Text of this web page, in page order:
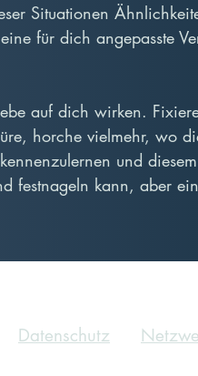
Situationen
für dich angepasste
auf dich wirken.
horche vielmehr, wo
und
festnageln kann, aber
Datenschutz